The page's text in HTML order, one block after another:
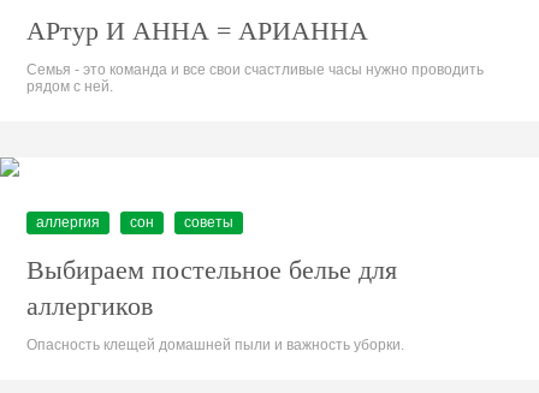
АРтур И АННА = АРИАННА
Семья - это команда и все свои счастливые часы нужно проводить
рядом с ней.
аллергия сон советы
Выбираем постельное белье для
аллергиков
Опасность клещей домашней пыли и важность уборки.